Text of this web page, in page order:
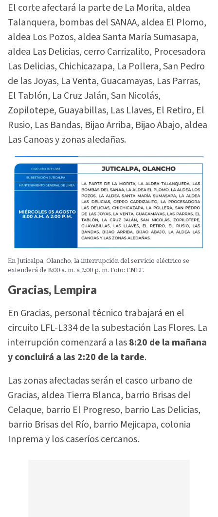
El corte afectará la parte de La Morita, aldea
Talanquera, bombas del SANAA, aldea El Plomo,
aldea Los Pozos, aldea Santa María Sumasapa,
aldea Las Delicias, cerro Carrizalito, Procesadora
Las Delicias, Chichicazapa, La Pollera, San Pedro
de las Joyas, La Venta, Guacamayas, Las Parras,
El Tablón, La Cruz Jalán, San Nicolás,
Zopilotepe, Guayabillas, Las Llaves, El Retiro, El
Rusio, Las Bandas, Bijao Arriba, Bijao Abajo, aldea
Las Canoas y zonas aledañas.
En Juticalpa, Olancho, la interrupción del servicio eléctrico se
extenderá de 8:00 a. m. a 2:00 p. m. Foto: ENEE
Gracias, Lempira
En Gracias, personal técnico trabajará en el
circuito LFL-L334 de la subestación Las Flores. La
interrupción comenzará a las8:20 de la mañana
y concluirá a las 2:20 de la tarde.
Las zonas afectadas serán el casco urbano de
Gracias, aldea Tierra Blanca, barrio Brisas del
Celaque, barrio El Progreso, barrio Las Delicias,
barrio Brisas del Río, barrio Mejicapa, colonia
Inprema y los caseríos cercanos.